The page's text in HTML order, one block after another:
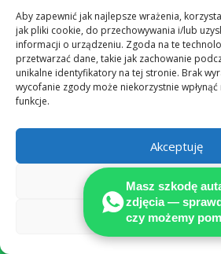
Aby zapewnić jak najlepsze wrażenia,
jak pliki cookie, do przechowywania i/lub
informacji o urządzeniu. Zgoda na te
przetwarzać dane, takie jak zachowanie
unikalne identyfikatory na tej stronie. Brak
wycofanie zgody może niekorzystnie
funkcje.
Akceptuję
Odmów
Zobacz
PL +48 600 920 920
Co robić po kolzji w Niemczech?
Jak załatwić odszkodowanie w

Masz szkodę
zdjęcia —
czy możemy